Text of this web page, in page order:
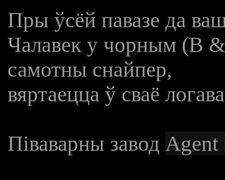
Пры ўсёй павазе да
Чалавек у чорным (B
самотны снайпер,
вяртаецца ў сваё
Піваварны завод Agent